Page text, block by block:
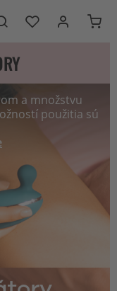
a množstvu
použitia sú